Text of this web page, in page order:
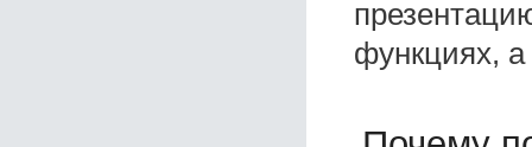
функциях,